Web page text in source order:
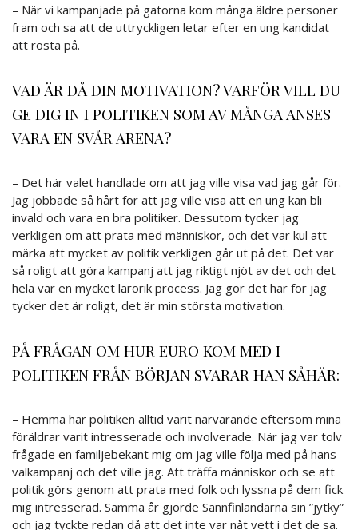
– När vi kampanjade på gatorna kom många äldre personer
fram och sa att de uttryckligen letar efter en ung kandidat
att rösta på.
VAD ÄR DÅ DIN MOTIVATION? VARFÖR VILL DU
GE DIG IN I POLITIKEN SOM AV MÅNGA ANSES
VARA EN SVÅR ARENA?
– Det här valet handlade om att jag ville visa vad jag går för.
Jag jobbade så hårt för att jag ville visa att en ung kan bli
invald och vara en bra politiker. Dessutom tycker jag
verkligen om att prata med människor, och det var kul att
märka att mycket av politik verkligen går ut på det. Det var
så roligt att göra kampanj att jag riktigt njöt av det och det
hela var en mycket lärorik process. Jag gör det här för jag
tycker det är roligt, det är min största motivation.
PÅ FRÅGAN OM HUR EURO KOM MED I
POLITIKEN FRÅN BÖRJAN SVARAR HAN SÅHÄR:
– Hemma har politiken alltid varit närvarande eftersom mina
föräldrar varit intresserade och involverade. När jag var tolv
frågade en familjebekant mig om jag ville följa med på hans
valkampanj och det ville jag. Att träffa människor och se att
politik görs genom att prata med folk och lyssna på dem fick
mig intresserad. Samma år gjorde Sannfinländarna sin ”jytky”
och jag tyckte redan då att det inte var nåt vett i det de sa.